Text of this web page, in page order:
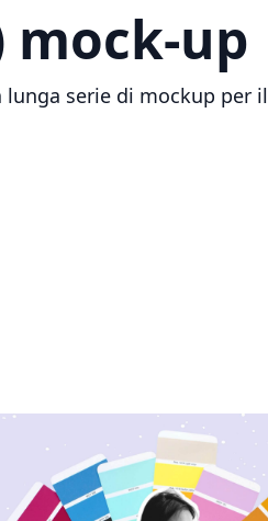
mock-up
serie di mockup per il